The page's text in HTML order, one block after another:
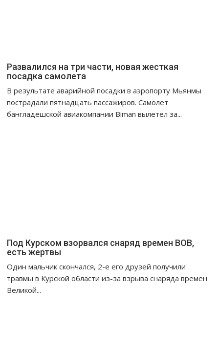
Развалился на три части, новая жесткая
посадка самолета
В результате аварийной посадки в аэропорту Мьянмы
пострадали пятнадцать пассажиров. Самолет
бангладешской авиакомпании Biman вылетел за...
Под Курском взорвался снаряд времен ВОВ,
есть жертвы
Один мальчик скончался, 2-е его друзей получили
травмы в Курской области из-за взрыва снаряда времен
Великой...